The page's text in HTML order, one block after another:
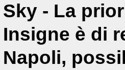
Sky - La
Insigne è di
Napoli,